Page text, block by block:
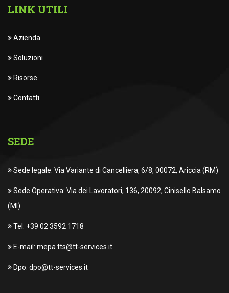
LINK UTILI
Azienda
Soluzioni
Risorse
Contatti
SEDE
Sede legale: Via Variante di Cancelliera, 6/8, 00072, Ariccia (RM)
Sede Operativa: Via dei Lavoratori, 136, 20092, Cinisello Balsamo
(MI)
Tel. +39 02 3592 1718
E-mail: mepa.tts@tt-services.it
Dpo: dpo@tt-services.it